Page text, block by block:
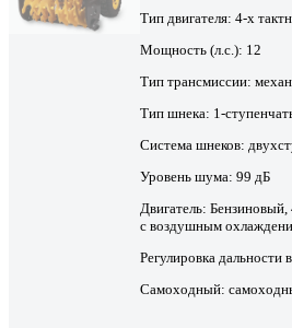
Тип двигателя: 4-х
Мощность (л.с.): 12
Тип трансмиссии:
Тип шнека: 1-
Система шнеков:
Уровень шума: 99 дБ
Двигатель: Бензиновый,
с воздушным
Регулировка дальности
Самоходный: